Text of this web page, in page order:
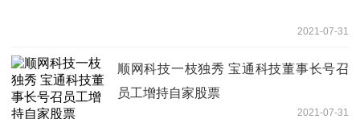
2021-07-31
顺网科技一枝独秀 宝通科技董事长号召
员工增持自家股票
2021-07-31